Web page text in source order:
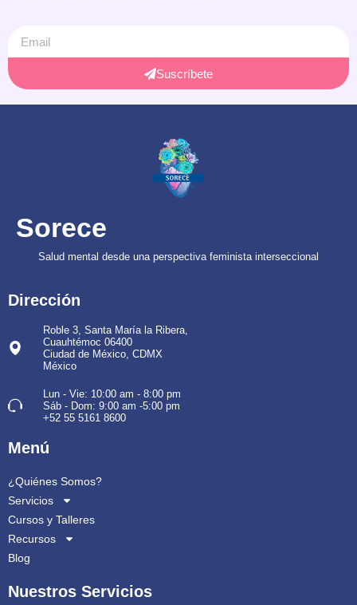
Suscríbete
Sorece
Salud mental desde una perspectiva feminista interseccional
Dirección
Roble 3, Santa María la Ribera,
Cuauhtémoc 06400
Ciudad de México, CDMX
México
Lun - Vie: 10:00 am - 8:00 pm
Sáb - Dom: 9:00 am -5:00 pm
+52 55 5161 8600
Menú
¿Quiénes Somos?
Servicios
Cursos y Talleres
Recursos
Blog
Nuestros Servicios